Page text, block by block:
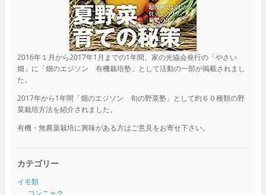
2016年１月から2017年1月までの1年間、家の光協会発行の「やさい
畑」に「畑のエジソン 有機栽培塾」として活動の一部が掲載されまし
た。
2017年から1年間「畑のエジソン 旬の野菜塾」として約６０種類の野
菜栽培方法を紹介されました。
有機・無農薬栽培に興味がある方はご意見をお寄せ下さい。
カテゴリー
イモ類
コンニャク